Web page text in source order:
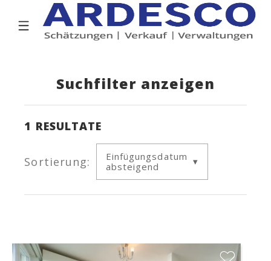
Suchfilter anzeigen
1 RESULTATE
Sortierung:
Einfügungsdatum
absteigend